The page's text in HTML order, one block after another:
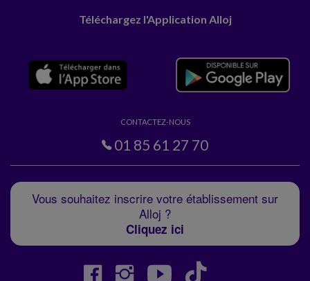
Téléchargez l'Application Alloj
CONTACTEZ-NOUS
01 85 61 27 70
Vous souhaitez inscrire votre établissement sur
Alloj ?
Cliquez ici